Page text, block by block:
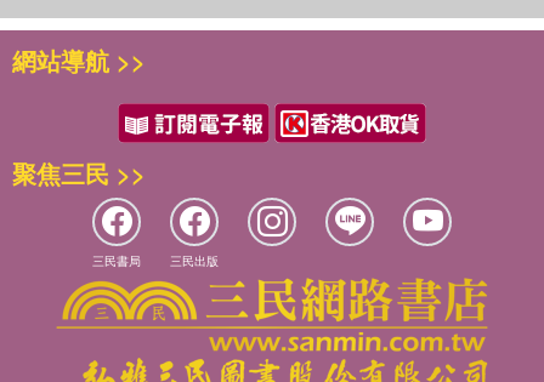
網站導航 >>
聚焦三民 >>
三民書局 三民出版